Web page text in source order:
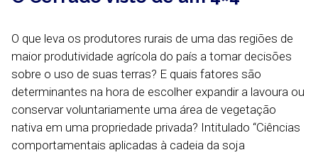
O que leva os produtores rurais de uma das regiões de
maior produtividade agrícola do país a tomar decisões
sobre o uso de suas terras? E quais fatores são
determinantes na hora de escolher expandir a lavoura ou
conservar voluntariamente uma área de vegetação
nativa em uma propriedade privada? Intitulado “Ciências
comportamentais aplicadas à cadeia da soja